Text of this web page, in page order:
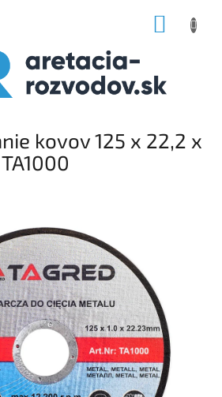
kovov 125 x 22,2 x